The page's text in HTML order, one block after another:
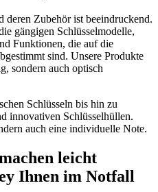
Zubehör ist beeindruckend.
gängigen Schlüsselmodelle,
Funktionen, die auf die
sind. Unsere Produkte
sondern auch optisch
Schlüsseln bis hin zu
innovativen Schlüsselhüllen.
auch eine individuelle Note.
leicht
Ihnen im Notfall